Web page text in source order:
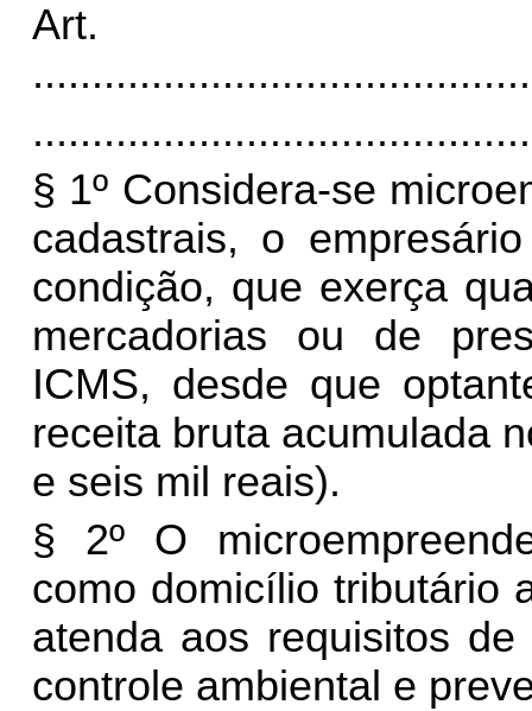
§ 1º Considera-se
cadastrais, o
condição, que exerça
mercadorias ou de
ICMS, desde que
receita bruta acumulada
e seis mil reais).
§ 2º O
como domicílio tributário
atenda aos requisitos
controle ambiental e